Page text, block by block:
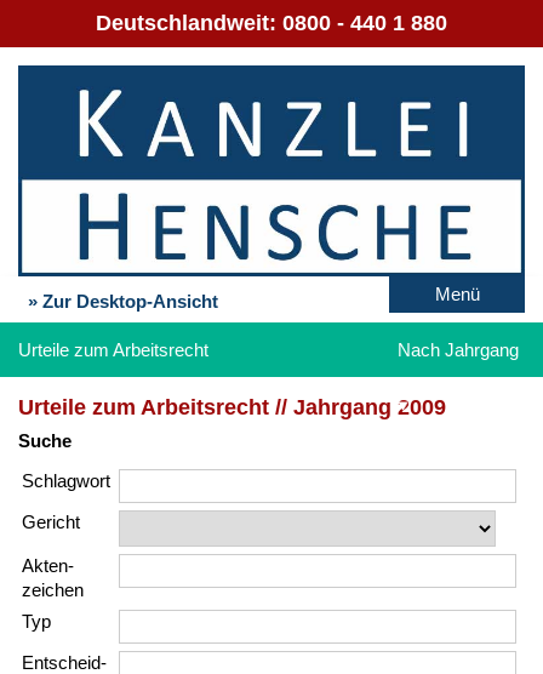
Deutschlandweit: 0800 - 440 1 880
» Zur Desktop-Ansicht Menü
Urteile zum Arbeitsrecht Nach Jahrgang
Urteile zum Arbeitsrecht // Jahrgang 2009
Suche
Schlag­wort
Gericht
Akten­
zeichen
Typ
Entscheid­